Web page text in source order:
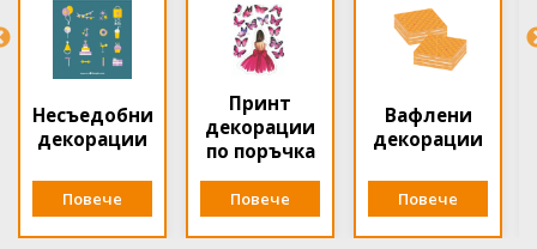
Вафлени
декорации
Повече
Захарни
декорации
Повече
Шоколадови
декорации
Повече